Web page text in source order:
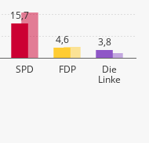
SPD FDP Die
Linke
15,7
4,6
3,8